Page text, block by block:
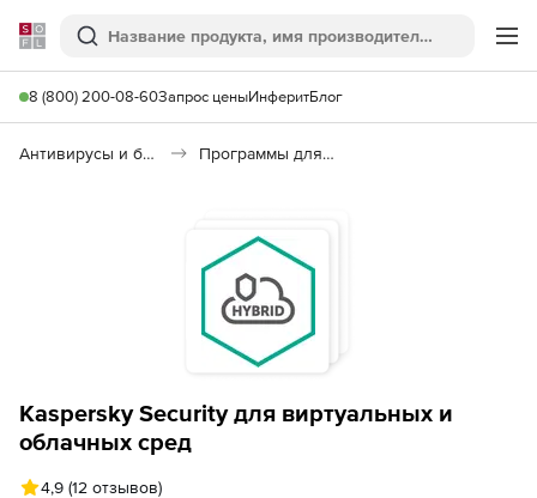
Softline
Поиск
8 (800) 200-08-60Запрос ценыИнферитБлог
Антивирусы и безопасность Программы для защиты информации
Kaspersky Security для виртуальных и
облачных сред
4,9 (12 отзывов)